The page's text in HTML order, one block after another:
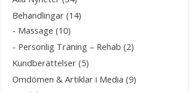
Behandlingar (14)
Massage (10)
Personlig Träning – Rehab (2)
Kundberättelser (5)
Omdömen & Artiklar i Media (9)